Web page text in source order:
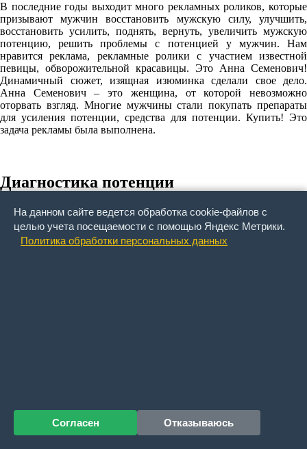
В последние годы выходит много рекламных роликов, которые
призывают мужчин восстановить мужскую силу, улучшить,
восстановить усилить, поднять, вернуть, увеличить мужскую
потенцию, решить проблемы с потенцией у мужчин. Нам
нравится реклама, рекламные ролики с участием известной
певицы, обворожительной красавицы. Это Анна Семенович!
Динамичный сюжет, изящная изюминка сделали свое дело.
Анна Семенович – это женщина, от которой невозможно
оторвать взгляд. Многие мужчины стали покупать препараты
для усиления потенции, средства для потенции. Купить! Это
задача рекламы была выполнена.
Диагностика потенции
Диагностика потенции, ухудшения потенции включает в себя
жалобы, данные истории заболевания, данные анамнеза половой
активности, результаты лабораторных исследований, результаты
инструментальных исследований, результаты физикального
На данном сайте ведется обработка cookie-файлов с
целью учета посещаемости с помощью Яндекс Метрики.
Политика обработки персональных данных
Согласен Отказываюсь